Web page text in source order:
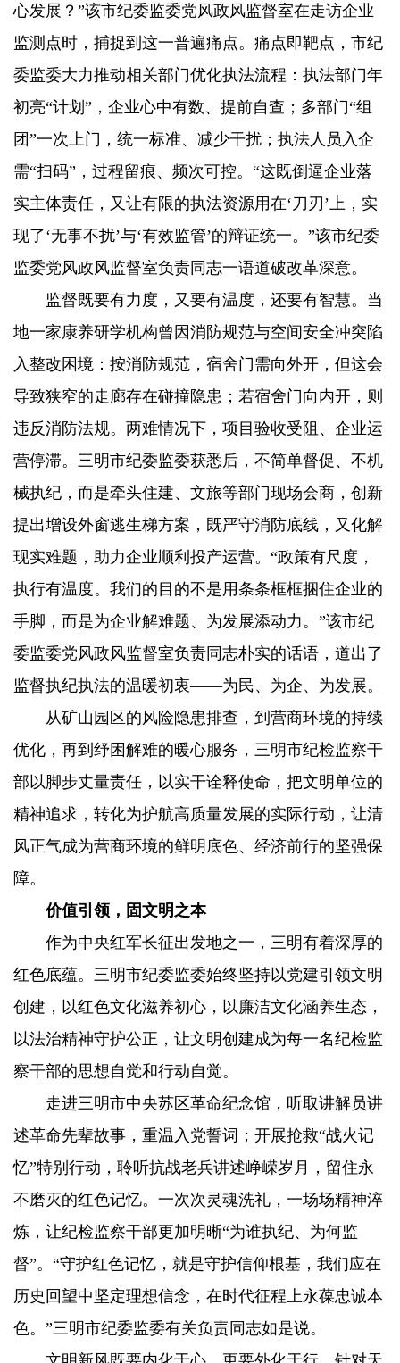
心发展？”该市纪委监委党风政风监督室在走访企业
监测点时，捕捉到这一普遍痛点。痛点即靶点，市纪
委监委大力推动相关部门优化执法流程：执法部门年
初亮“计划”，企业心中有数、提前自查；多部门“组
团”一次上门，统一标准、减少干扰；执法人员入企
需“扫码”，过程留痕、频次可控。“这既倒逼企业落
实主体责任，又让有限的执法资源用在‘刀刃’上，实
现了‘无事不扰’与‘有效监管’的辩证统一。”该市纪委
监委党风政风监督室负责同志一语道破改革深意。
监督既要有力度，又要有温度，还要有智慧。当
地一家康养研学机构曾因消防规范与空间安全冲突陷
入整改困境：按消防规范，宿舍门需向外开，但这会
导致狭窄的走廊存在碰撞隐患；若宿舍门向内开，则
违反消防法规。两难情况下，项目验收受阻、企业运
营停滞。三明市纪委监委获悉后，不简单督促、不机
械执纪，而是牵头住建、文旅等部门现场会商，创新
提出增设外窗逃生梯方案，既严守消防底线，又化解
现实难题，助力企业顺利投产运营。“政策有尺度，
执行有温度。我们的目的不是用条条框框捆住企业的
手脚，而是为企业解难题、为发展添动力。”该市纪
委监委党风政风监督室负责同志朴实的话语，道出了
监督执纪执法的温暖初衷——为民、为企、为发展。
从矿山园区的风险隐患排查，到营商环境的持续
优化，再到纾困解难的暖心服务，三明市纪检监察干
部以脚步丈量责任，以实干诠释使命，把文明单位的
精神追求，转化为护航高质量发展的实际行动，让清
风正气成为营商环境的鲜明底色、经济前行的坚强保
障。
价值引领，固文明之本
作为中央红军长征出发地之一，三明有着深厚的
红色底蕴。三明市纪委监委始终坚持以党建引领文明
创建，以红色文化滋养初心，以廉洁文化涵养生态，
以法治精神守护公正，让文明创建成为每一名纪检监
察干部的思想自觉和行动自觉。
走进三明市中央苏区革命纪念馆，听取讲解员讲
述革命先辈故事，重温入党誓词；开展抢救“战火记
忆”特别行动，聆听抗战老兵讲述峥嵘岁月，留住永
不磨灭的红色记忆。一次次灵魂洗礼，一场场精神淬
炼，让纪检监察干部更加明晰“为谁执纪、为何监
督”。“守护红色记忆，就是守护信仰根基，我们应在
历史回望中坚定理想信念，在时代征程上永葆忠诚本
色。”三明市纪委监委有关负责同志如是说。